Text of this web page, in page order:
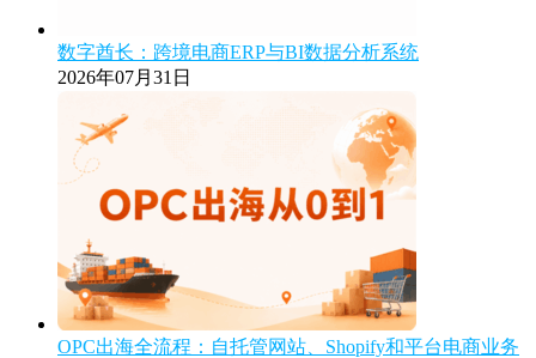
数字酋长：跨境电商ERP与BI数据分析系统
2026年07月31日
OPC出海全流程：自托管网站、Shopify和平台电商业务